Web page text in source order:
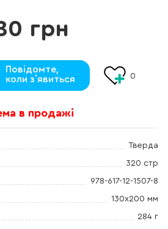
грн
Повідомте,
коли з`явиться
0
в продажі
Тверда
320 стр
978-617-12-1507-8
130x200 мм
284 г